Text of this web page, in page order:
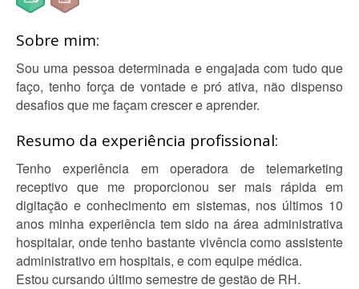
Sobre mim:
Sou uma pessoa determinada e engajada com tudo que
faço, tenho força de vontade e pró ativa, não dispenso
desafios que me façam crescer e aprender.
Resumo da experiência profissional:
Tenho experiência em operadora de telemarketing
receptivo que me proporcionou ser mais rápida em
digitação e conhecimento em sistemas, nos últimos 10
anos minha experiência tem sido na área administrativa
hospitalar, onde tenho bastante vivência como assistente
administrativo em hospitais, e com equipe médica.
Estou cursando último semestre de gestão de RH.